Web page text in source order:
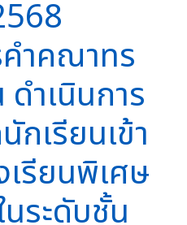
คำคณาทร
ำเนินการ
เรียนเข้า
รียนพิเศษ
ระดับชั้น